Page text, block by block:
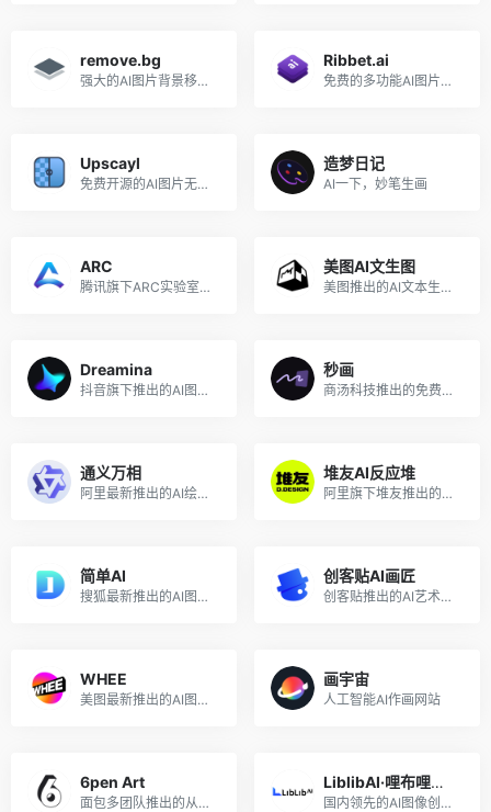
remove.bg
强大的AI图片背景移除工具
Ribbet.ai
免费的多功能AI图片处理工具箱
Upscayl
免费开源的AI图片无损放大工具
造梦日记
AI一下，妙笔生画
ARC
腾讯旗下ARC实验室推出的免费AI图片处理工具
美图AI文生图
美图推出的AI文本生成图片的工具
Dreamina
抖音旗下推出的AI图片创作工具
秒画
商汤科技推出的免费AI作画和图片生成平台
通义万相
阿里最新推出的AI绘画创作模型
堆友AI反应堆
阿里旗下堆友推出的多风格AI绘画生成器
简单AI
搜狐最新推出的AI图片生成平台
创客贴AI画匠
创客贴推出的AI艺术画生成工具
WHEE
美图最新推出的AI图片和绘画创作生成平台
画宇宙
人工智能AI作画网站
6pen Art
面包多团队推出的从文本描述生成绘画艺术作品
LiblibAI·哩布哩布AI
国内领先的AI图像创作平台和模型分享社区